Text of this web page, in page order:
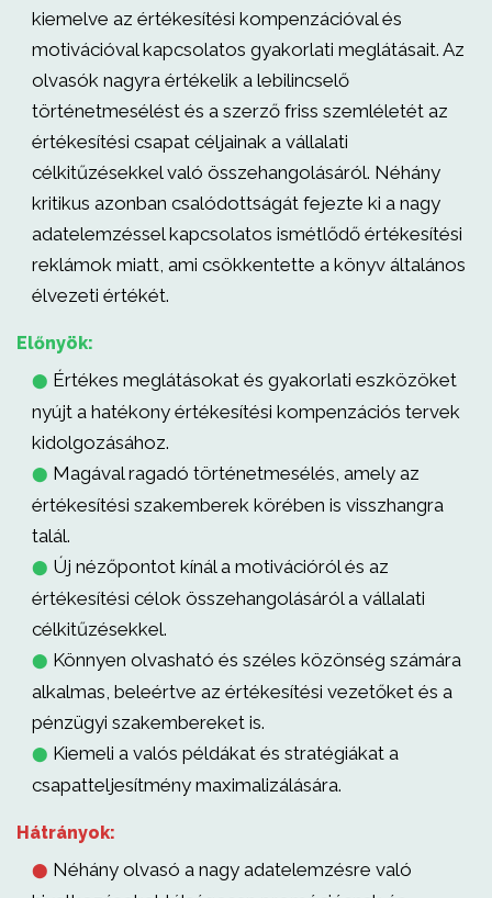
kiemelve az értékesítési kompenzációval és
motivációval kapcsolatos gyakorlati meglátásait. Az
olvasók nagyra értékelik a lebilincselő
történetmesélést és a szerző friss szemléletét az
értékesítési csapat céljainak a vállalati
célkitűzésekkel való összehangolásáról. Néhány
kritikus azonban csalódottságát fejezte ki a nagy
adatelemzéssel kapcsolatos ismétlődő értékesítési
reklámok miatt, ami csökkentette a könyv általános
élvezeti értékét.
Előnyök:
⬤ Értékes meglátásokat és gyakorlati eszközöket
nyújt a hatékony értékesítési kompenzációs tervek
kidolgozásához.
⬤ Magával ragadó történetmesélés, amely az
értékesítési szakemberek körében is visszhangra
talál.
⬤ Új nézőpontot kínál a motivációról és az
értékesítési célok összehangolásáról a vállalati
célkitűzésekkel.
⬤ Könnyen olvasható és széles közönség számára
alkalmas, beleértve az értékesítési vezetőket és a
pénzügyi szakembereket is.
⬤ Kiemeli a valós példákat és stratégiákat a
csapatteljesítmény maximalizálására.
Hátrányok:
⬤ Néhány olvasó a nagy adatelemzésre való